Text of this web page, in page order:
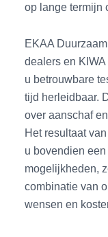
op lange termijn
EKAA
dealers en
u betrouwbare
tijd herleidbaar.
over aanschaf
Het resultaat
u bovendien
mogelijkheden,
combinatie van
wensen en